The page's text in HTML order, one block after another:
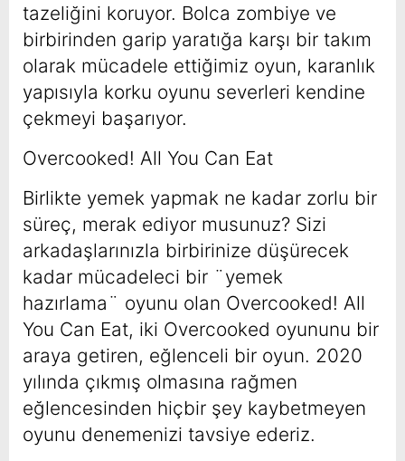
tazeliğini koruyor. Bolca zombiye ve
birbirinden garip yaratığa karşı bir takım
olarak mücadele ettiğimiz oyun, karanlık
yapısıyla korku oyunu severleri kendine
çekmeyi başarıyor.
Overcooked! All You Can Eat
Birlikte yemek yapmak ne kadar zorlu bir
süreç, merak ediyor musunuz? Sizi
arkadaşlarınızla birbirinize düşürecek
kadar mücadeleci bir ¨yemek
hazırlama¨ oyunu olan Overcooked! All
You Can Eat, iki Overcooked oyununu bir
araya getiren, eğlenceli bir oyun. 2020
yılında çıkmış olmasına rağmen
eğlencesinden hiçbir şey kaybetmeyen
oyunu denemenizi tavsiye ederiz.